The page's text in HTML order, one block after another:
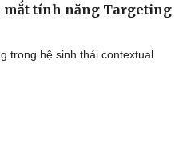
mắt tính năng Targeting
trong hệ sinh thái contextual